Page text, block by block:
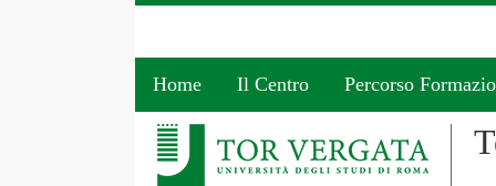
Home Il Centro Percorso